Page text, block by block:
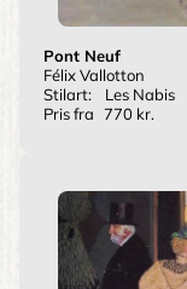
Pont Neuf
Félix Vallotton
Stilart:
Les Nabis
Pris fra 770 kr.